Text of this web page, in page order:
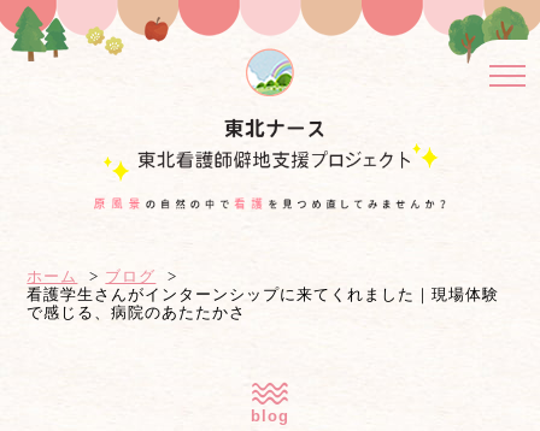
ホーム
ブログ
看護学生さんがインターンシップに来てくれました｜現場体験
で感じる、病院のあたたかさ
blog